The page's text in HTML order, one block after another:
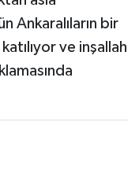
Ankaralıların bir
ve inşallah